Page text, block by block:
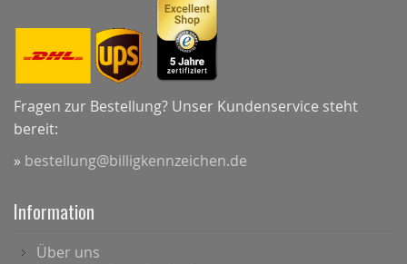
Fragen zur Bestellung? Unser Kundenservice steht
bereit:
» bestellung@billigkennzeichen.de
Information
Über uns